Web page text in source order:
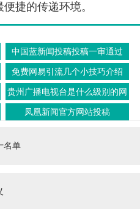
捷的传递环境。
中国蓝新闻投稿投稿一审通过
免费网易引流几个小技巧介绍
贵州广播电视台是什么级别的网
站
凤凰新闻官方网站投稿
名单